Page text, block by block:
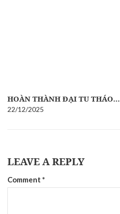
HOÀN THÀNH ĐẠI TU THÁO…
22/12/2025
LEAVE A REPLY
Comment *